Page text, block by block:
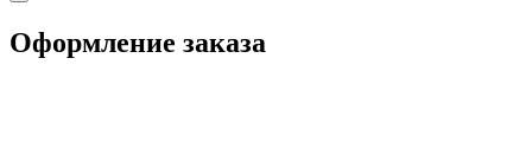
Оформление заказа